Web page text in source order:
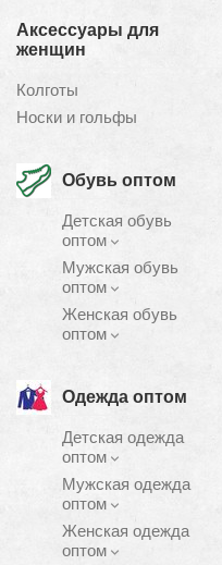
Аксессуары для
женщин
Колготы
Носки и гольфы
Обувь оптом
Детская обувь
оптом
Мужская обувь
оптом
Женская обувь
оптом
Одежда оптом
Детская одежда
оптом
Мужская одежда
оптом
Женская одежда
оптом